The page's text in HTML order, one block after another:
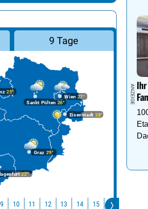
9 Tage
Graz 29°
22°
25°
Wien 27°
Eisenstadt 28°
Sankt Pölten 26°
7 8 14